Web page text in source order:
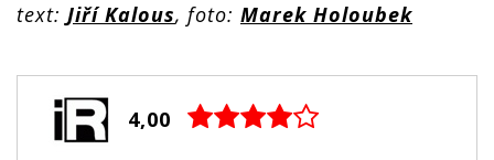
text: Jiří Kalous, foto: Marek Holoubek
4,00